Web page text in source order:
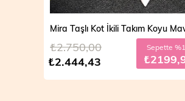
₺2.444,43
₺2.750,00 Sepette